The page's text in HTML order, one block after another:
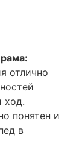
отлично
ход.
понятен и
в